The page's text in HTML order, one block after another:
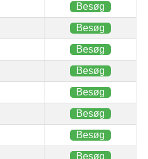
Besøg
Besøg
Besøg
Besøg
Besøg
Besøg
Besøg
Besøg